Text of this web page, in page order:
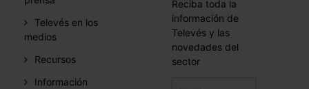
Televés en los
medios
Recursos
Información
Reciba toda la
información de
Televés y las
novedades del
sector